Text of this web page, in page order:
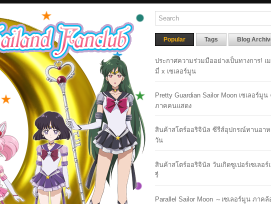
Popular Tags Blog
ประกาศความร่วมมืออย่างเป็นทางการ! เ
มี่ x เซเลอร์มูน
Pretty Guardian Sailor Moon เซเลอร์มู
ภาคคนแสดง
สินค้าสโตร์ออริจินัล ซีรีส์อุปกรณ์ทานอาห
วัน
สินค้าสโตร์ออริจินัล วันเกิดซูเปอร์เซเลอร์
รี่
Parallel Sailor Moon ～เซเลอร์มูน ภาคล้